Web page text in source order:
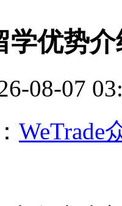
学优势介
08-07
WeTrade